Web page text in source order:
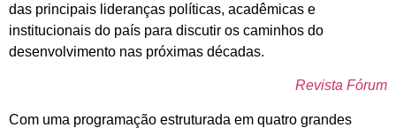
das principais lideranças políticas, acadêmicas e
institucionais do país para discutir os caminhos do
desenvolvimento nas próximas décadas.
Revista Fórum
Com uma programação estruturada em quatro grandes